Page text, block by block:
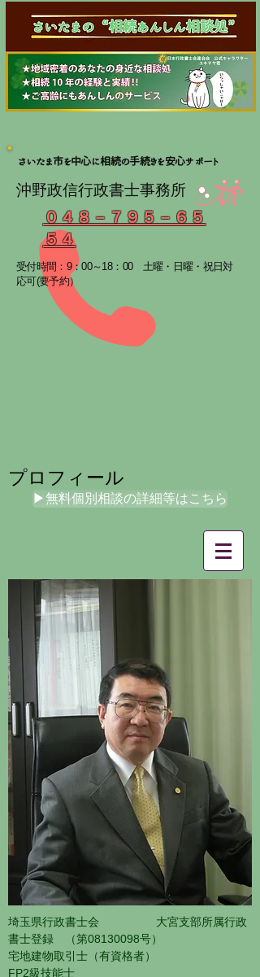
さいたま市を中心に相続の手続きを安心サポート
沖野政信行政書士事務所
０４８－７９５－６５
５４
受付時間：9：00～18：00 土曜・日曜・祝日対
応可(要予約）
プロフィール
▶無料個別相談の詳細等はこちら
埼玉県行政書士会 大宮支部所属行政
書士登録 （第08130098号）
宅地建物取引士（有資格者）​
FP2級技能士